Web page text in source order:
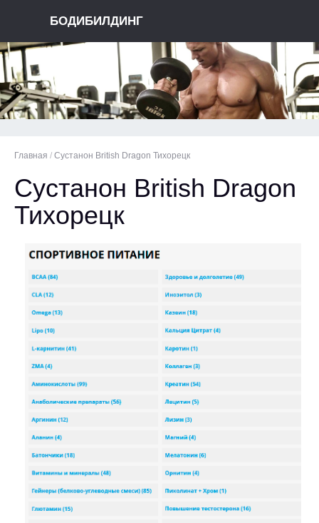
БОДИБИЛДИНГ
Главная / Сустанон British Dragon Тихорецк
Сустанон British Dragon
Тихорецк